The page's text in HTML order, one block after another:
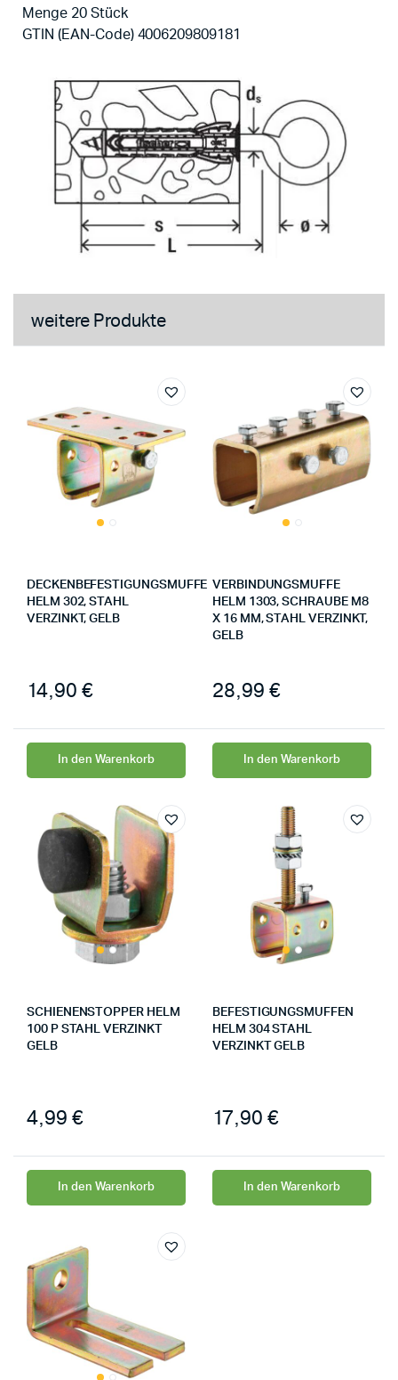
Menge 20 Stück
GTIN (EAN-Code) 4006209809181
weitere Produkte
DECKENBEFESTIGUNGSMUFFE
HELM 302, STAHL
VERZINKT, GELB
14,90 €
In den Warenkorb
VERBINDUNGSMUFFE
HELM 1303, SCHRAUBE M8
X 16 MM, STAHL VERZINKT,
GELB
28,99 €
In den Warenkorb
SCHIENENSTOPPER HELM
100 P STAHL VERZINKT
GELB
4,99 €
In den Warenkorb
BEFESTIGUNGSMUFFEN
HELM 304 STAHL
VERZINKT GELB
17,90 €
In den Warenkorb